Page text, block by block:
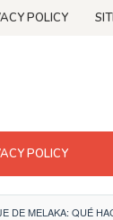
POLICY
POLICY
DE MELAKA: QUÉ